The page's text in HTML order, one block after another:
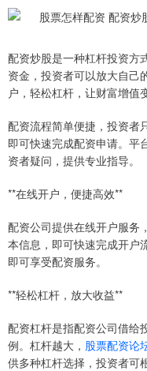
配资炒股是一种杠杆投资方
资金，投资者可以放大自己
户，轻松杠杆，让财富增值
配资流程简单便捷，投资者
即可快速完成配资申请。平
资者疑问，提供专业指导。
**在线开户，便捷高效**
配资公司提供在线开户服务
本信息，即可快速完成开户
即可享受配资服务。
**轻松杠杆，放大收益**
配资杠杆是指配资公司借给
例。杠杆越大， 股票配资论
供多种杠杆选择，投资者可